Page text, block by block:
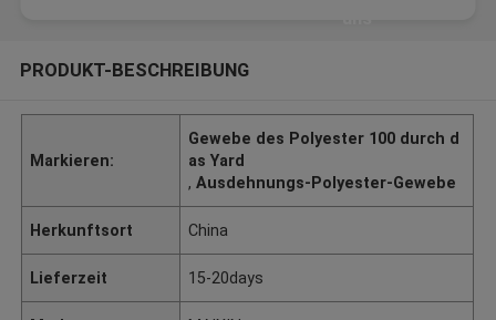
PRODUKT-BESCHREIBUNG
Markieren:
Gewebe des Polyester 100 durch d
as Yard
,Ausdehnungs-Polyester-Gewebe
Herkunftsort China
Lieferzeit 15-20days